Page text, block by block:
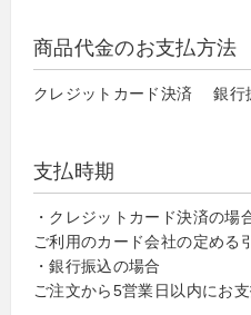
商品代金のお支払方法
クレジットカード決済 銀行
支払時期
・クレジットカード決済の場
ご利用のカード会社の定める
・銀行振込の場合
ご注文から5営業日以内にお支